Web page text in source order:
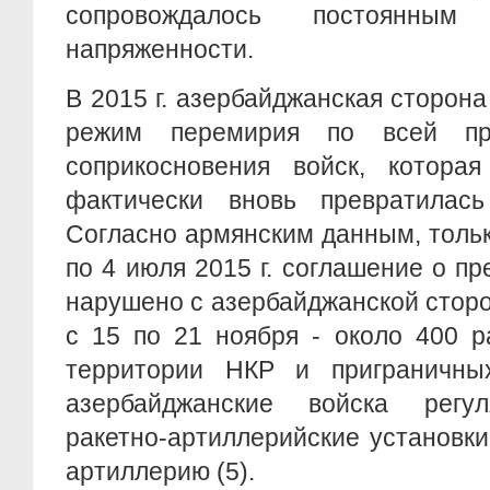
сопровождалось
напряженности.
В 2015 г. азербайджанская
режим перемирия по всей
соприкосновения войск,
фактически вновь
Согласно армянским данным,
по 4 июля 2015 г. соглашение о
нарушено с азербайджанской
с 15 по 21 ноября - около 400
территории НКР и
азербайджанские войска
ракетно-артиллерийские
артиллерию (5).